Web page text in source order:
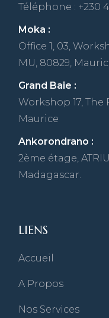
Téléphone : +230
Moka :
Office 1, 03,
MU, 80829,
Grand Baie :
Workshop 17, The
Maurice
Ankorondrano :
2ème étage,
Madagascar.
LIENS
Accueil
A Propos
Nos Services